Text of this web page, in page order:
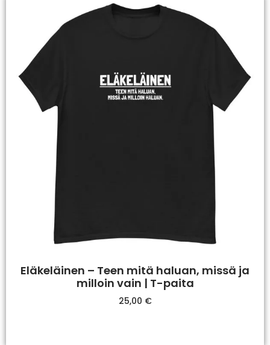
Eläkeläinen – Teen mitä haluan, missä ja
milloin vain | T-paita
25,00 €